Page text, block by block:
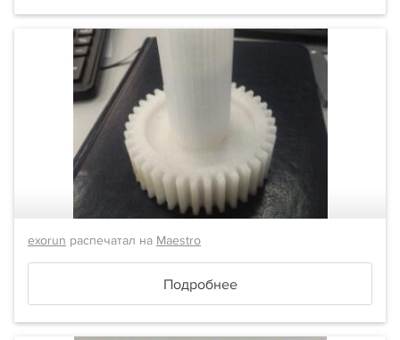
exorun распечатал на Maestro
Подробнее